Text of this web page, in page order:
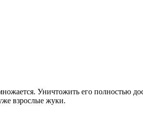
Уничтожить его полностью
взрослые жуки.